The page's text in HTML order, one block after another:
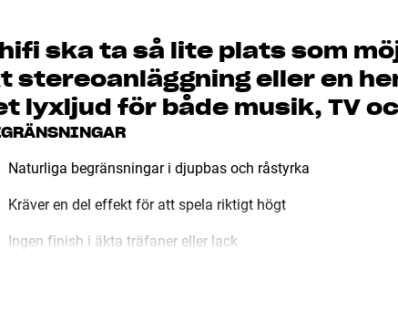
ska ta så lite plats som
stereoanläggning eller en
lyxljud för både musik, TV
Naturliga begränsningar i djupbas och råstyrka
Kräver en del effekt för att spela riktigt högt
Ingen finish i äkta träfaner eller lack